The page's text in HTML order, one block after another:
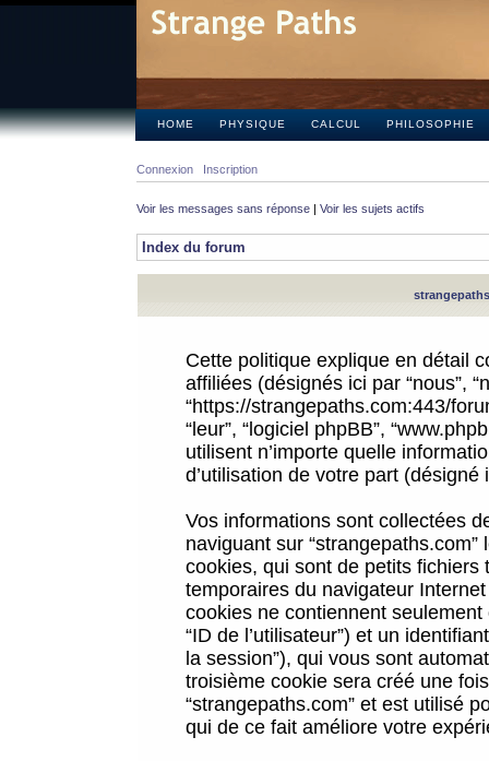
HOME PHYSIQUE CALCUL PHILOSOPHIE
Connexion Inscription
Voir les messages sans réponse | Voir les sujets actifs
Index du forum
Cette politique explique en détail
affiliées (désignés ici par “nous”,
“https://strangepaths.com:443/
“leur”, “logiciel phpBB”,
utilisent n’importe quelle
d’utilisation de votre part (désigné
Vos informations sont collectées
naviguant sur
cookies, qui sont de petits
temporaires du navigateur
cookies ne contiennent
“ID de l’utilisateur”) et un
la session”), qui vous sont
troisième cookie sera créé une
“strangepaths.com” et est utilisé
qui de ce fait améliore votre